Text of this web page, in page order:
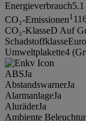
Energieverbrauch
CO₂-Emissionen1
CO₂-KlasseD Auf
Schadstoffklasse
Umweltplakette4
ABSJa
AbstandswarnerJa
AlarmanlageJa
AluräderJa
Ambiente